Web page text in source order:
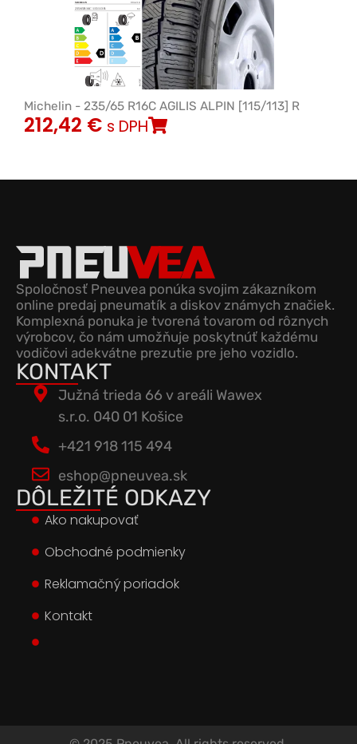
Michelin - 235/65 R16C AGILIS ALPIN [115/113] R
212,42 € s DPH
Spoločnosť Pneuvea ponúka svojim zákazníkom
online predaj pneumatík a diskov známych značiek.
Komplexná ponuka je tvorená tovarom od rôznych
výrobcov, čo nám umožňuje poskytnúť každému
vodičovi adekvátne prezutie pre jeho vozidlo.
KONTAKT
Južná trieda 66 v areáli Wawex
s.r.o. 040 01 Košice
+421 918 115 494
eshop@pneuvea.sk
DÔLEŽITÉ ODKAZY
Ako nakupovať
Obchodné podmienky
Reklamačný poriadok
Kontakt